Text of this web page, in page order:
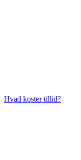
Hvad koster tillid?